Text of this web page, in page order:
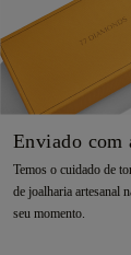
Enviado com
Temos o cuidado de
de joalharia artesanal
seu momento.